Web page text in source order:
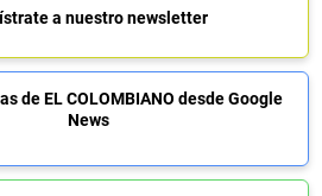
a nuestro newsletter
de EL COLOMBIANO desde Google
News